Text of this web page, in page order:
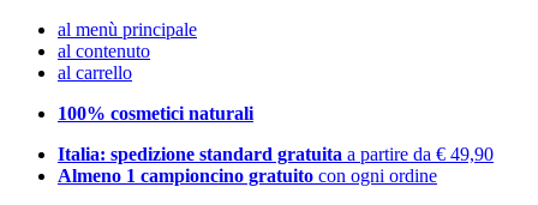
al menù principale
al contenuto
al carrello
100% cosmetici naturali
Italia: spedizione standard gratuita a partire da € 49,90
Almeno 1 campioncino gratuito con ogni ordine